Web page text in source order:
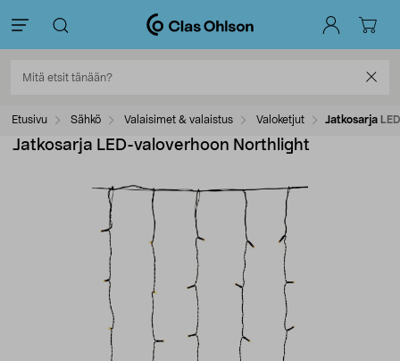
Etusivu Sähkö Valaisimet & valaistus Valoketjut Jatkosarja
Jatkosarja LED-valoverhoon Northlight